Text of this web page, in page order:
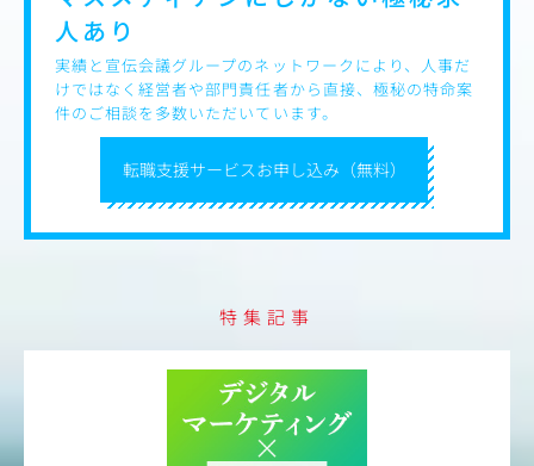
転職支援サービスお申し込み（無料）
人あり
実績と宣伝会議グループのネットワークにより、人事だ
けではなく経営者や部門責任者から直接、極秘の特命案
件のご相談を多数いただいています。
特集記事